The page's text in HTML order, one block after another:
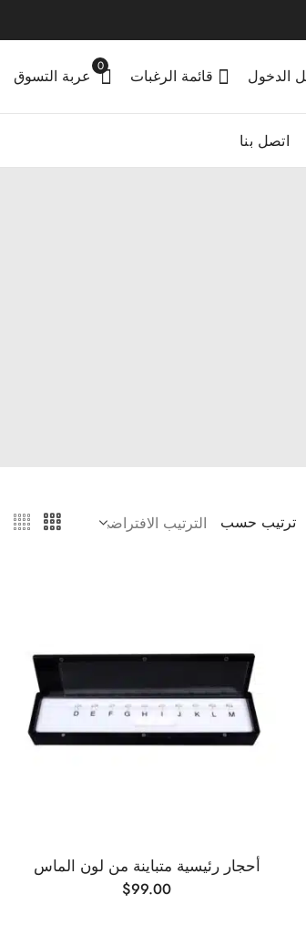
الدخول قائمة الرغبات
0
عربة التسوق
اتصل بنا
ترتيب حسب
أحجار رئيسية متباينة من لون الماس
$99.00